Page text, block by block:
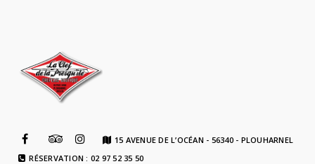
15 AVENUE DE L’OCÉAN - 56340 - PLOUHARNEL
RÉSERVATION : 02 97 52 35 50